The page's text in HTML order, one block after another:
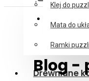
Twój
Klej do
Mata do
Ramki puzzli
Drewniane
Blog -